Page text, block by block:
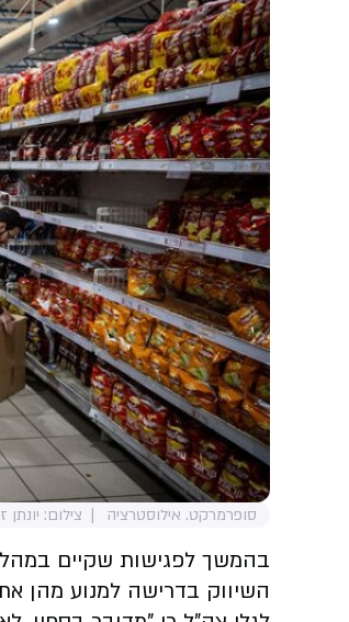
סופרמרקט. אילוסטרציה צילום: יונתן
השיווק בדרישה למנוע מהן